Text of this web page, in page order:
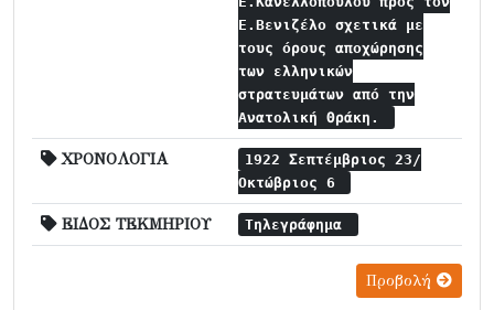
Ε.Βενιζέλο σχετικά με
τους όρους αποχώρησης
των ελληνικών
στρατευμάτων από την
Ανατολική Θράκη.
ΧΡΟΝΟΛΟΓΙΑ
1922 Σεπτέμβριος 23/
Οκτώβριος 6
ΕΙΔΟΣ ΤΕΚΜΗΡΙΟΥ Τηλεγράφημα
Προβολή